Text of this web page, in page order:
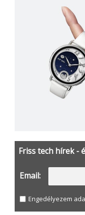
Friss tech hírek -
Email:
Engedélyezem